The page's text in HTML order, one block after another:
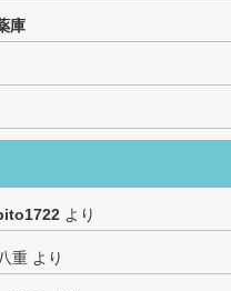
庫
より
重 より